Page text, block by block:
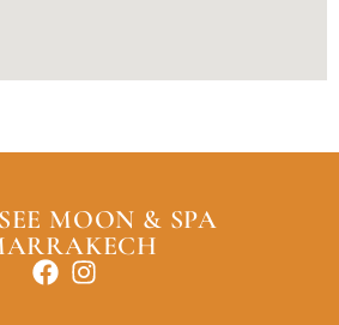
MOON & SPA